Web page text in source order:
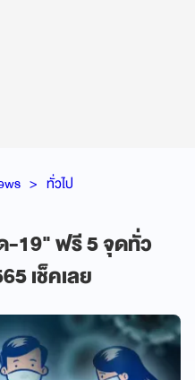
ทั่วไป
-19" ฟรี 5 จุดทั่ว
เช็คเลย